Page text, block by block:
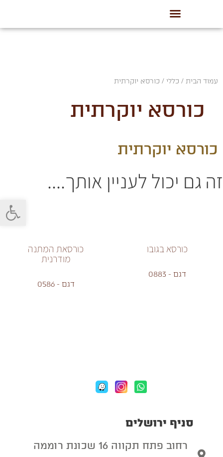
עמוד הבית / כללי / כורסא יוקרתית
כורסא יוקרתית
כורסא יוקרתית
זה גם יכול לעניין אותך....
כורסא בגובו
דגם - 0883
כורסאת המתנה
מודרנית
דגם - 0586
סניף ירושלים
רחוב פתח תקווה 16 שכונת רוממה
פתח